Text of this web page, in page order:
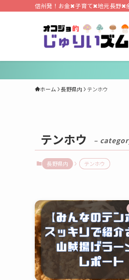
信州発！お金✖子育て✖地元長野✖
ホーム 長野県内 テンホウ
テンホウ –
長野県内 テンホウ